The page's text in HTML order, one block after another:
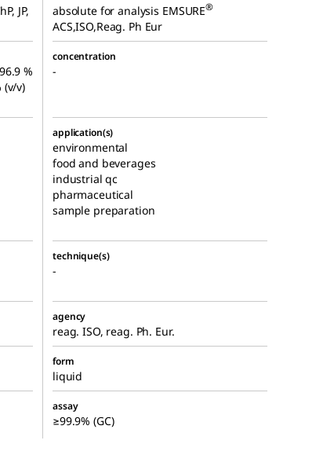
JP,
absolute for analysis EMSURE®
ACS,ISO,Reag. Ph Eur
%
(v/v)
concentration
-
application(s)
environmental
food and beverages
industrial qc
pharmaceutical
sample preparation
technique(s)
-
agency
reag. ISO, reag. Ph. Eur.
form
liquid
assay
≥99.9% (GC)